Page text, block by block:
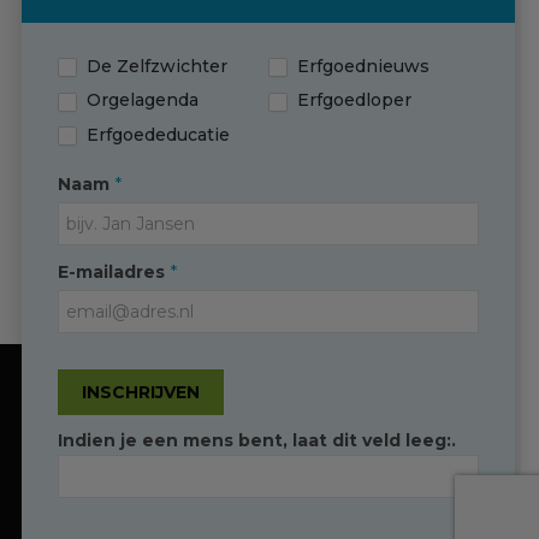
Onze website gebruikt cookies om de
plannen
Contact
Contact
T (0595) 749 330
De Zelfzwichter
Erfgoednieuws
Orgelagenda
Erfgoedloper
Erfgoededucatie
Naam *
E-mailadres *
INSCHRIJVEN
Indien je een mens bent, laat dit veld leeg:.